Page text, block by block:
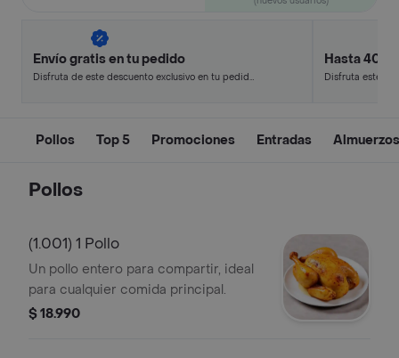
Envío gratis en tu pedido
Disfruta de este descuento exclusivo en tu pedido
Hasta 40%
Disfruta este
Pollos Top 5 Promociones Entradas
Pollos
(1.001) 1 Pollo
Un pollo entero para compartir, ideal
para cualquier comida principal.
$ 18.990